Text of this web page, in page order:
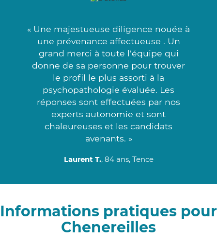
« Une majestueuse diligence nouée à
une prévenance affectueuse . Un
grand merci à toute l'équipe qui
donne de sa personne pour trouver
le profil le plus assorti à la
psychopathologie évaluée. Les
réponses sont effectuées par nos
experts autonomie et sont
chaleureuses et les candidats
avenants. »
Laurent T., 84 ans, Tence
Informations pratiques pour
Chenereilles